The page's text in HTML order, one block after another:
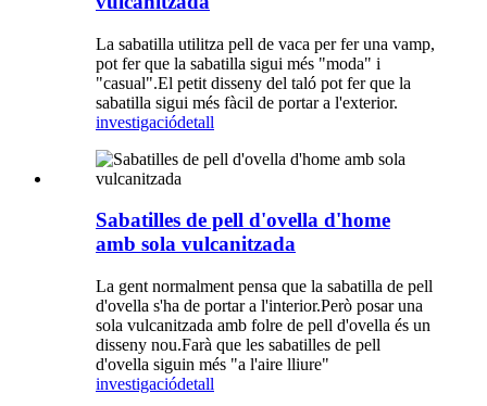
La sabatilla utilitza pell de vaca per fer una vamp,
pot fer que la sabatilla sigui més "moda" i
"casual".El petit disseny del taló pot fer que la
sabatilla sigui més fàcil de portar a l'exterior.
investigaciódetall
Sabatilles de pell d'ovella d'home
amb sola vulcanitzada
La gent normalment pensa que la sabatilla de pell
d'ovella s'ha de portar a l'interior.Però posar una
sola vulcanitzada amb folre de pell d'ovella és un
disseny nou.Farà que les sabatilles de pell
d'ovella siguin més "a l'aire lliure"
investigaciódetall